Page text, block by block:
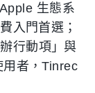
生態系
入門首選；
行動項」與
用者，Tinrec